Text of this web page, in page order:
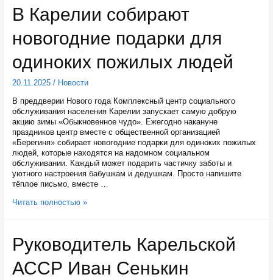
и
школа
№27
Петрозаводска
знаком
В Карелии собирают
новогодние подарки для
одиноких пожилых людей
20.11.2025/ Новости
В преддверии Нового года Комплексный центр социального
обслуживания населения Карелии запускает самую добрую
акцию зимы «Обыкновенное чудо». Ежегодно накануне
праздников центр вместе с общественной организацией
«Берегиня» собирает новогодние подарки для одиноких пожилых
людей, которые находятся на надомном социальном
обслуживании. Каждый может подарить частичку заботы и
уютного настроения бабушкам и дедушкам. Просто напишите
тёплое письмо, вместе …
В
подарки
для
одиноких
пожилых
Читать полностью »
Руководитель Карельской
АССР Иван Сенькин